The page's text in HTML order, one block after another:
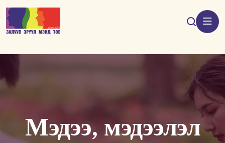
Мэдээ, мэдээлэл